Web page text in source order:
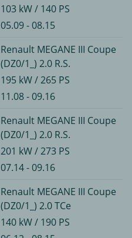
103 kW / 140 PS
05.09 - 08.15
Renault MEGANE III Coupe
(DZ0/1_) 2.0 R.S.
195 kW / 265 PS
11.08 - 09.16
Renault MEGANE III Coupe
(DZ0/1_) 2.0 R.S.
201 kW / 273 PS
07.14 - 09.16
Renault MEGANE III Coupe
(DZ0/1_) 2.0 TCe
140 kW / 190 PS